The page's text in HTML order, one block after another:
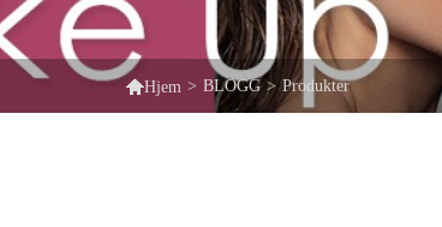
Hjem > BLOGG > Produkter